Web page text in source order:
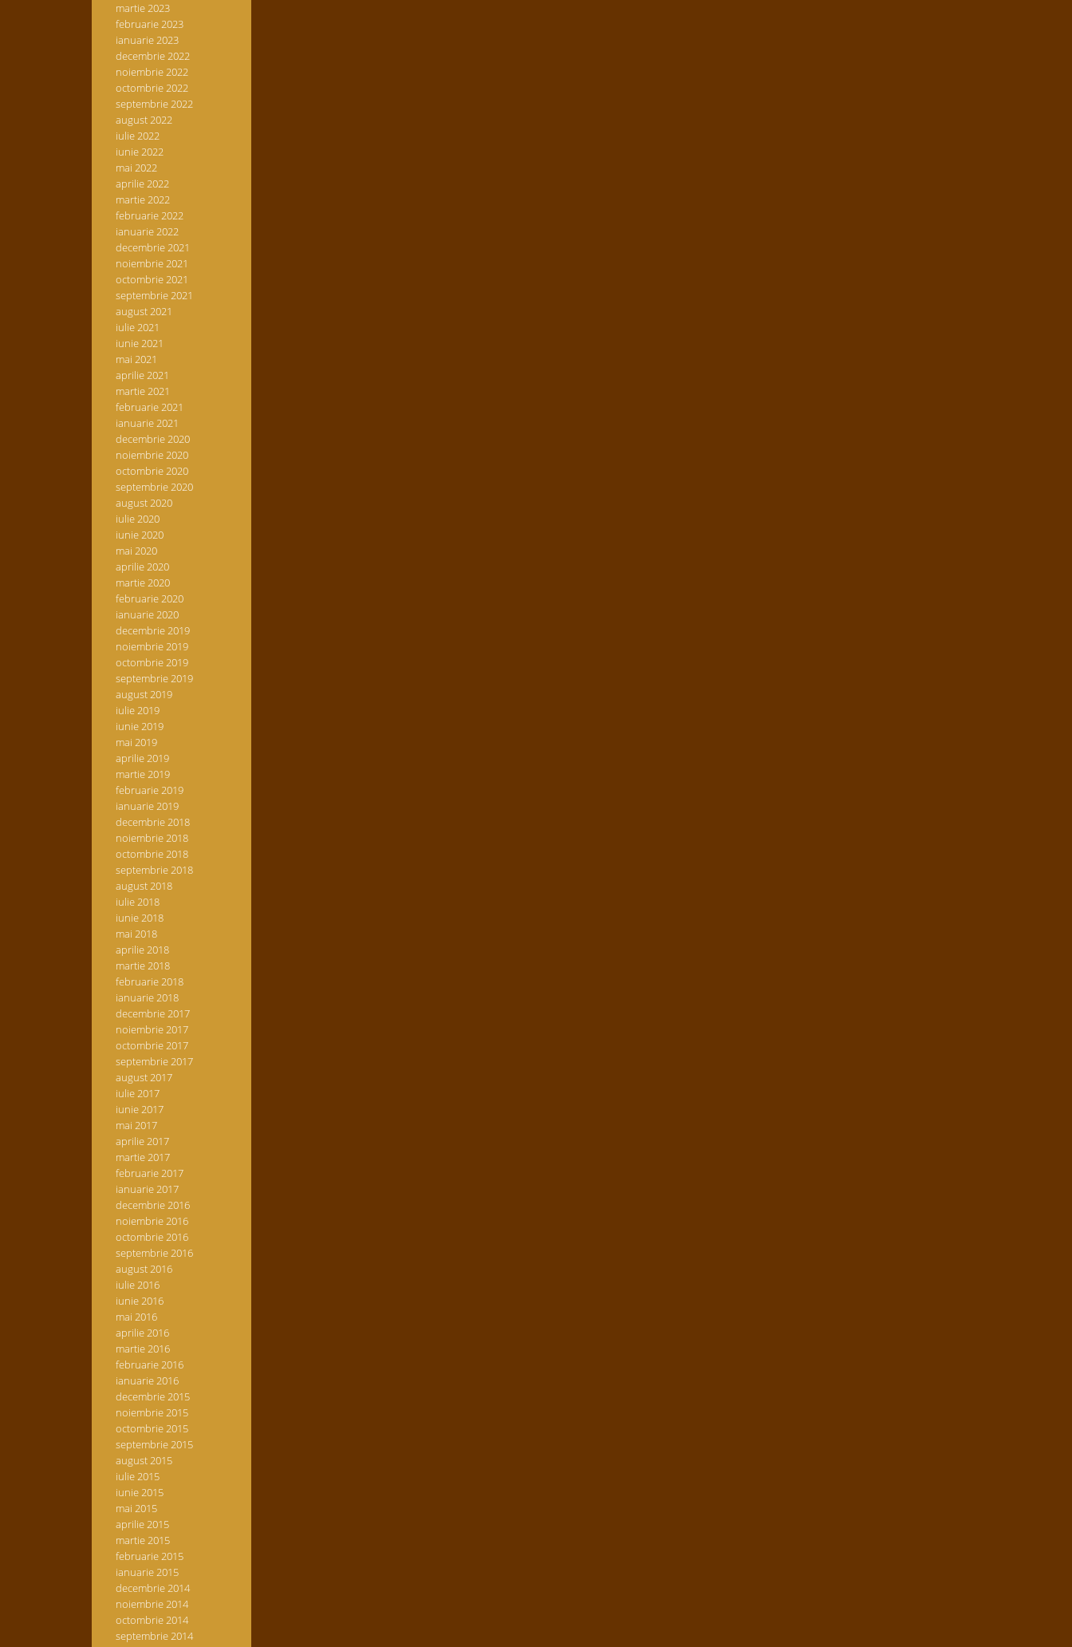
martie 2023
februarie 2023
ianuarie 2023
decembrie 2022
noiembrie 2022
octombrie 2022
septembrie 2022
august 2022
iulie 2022
iunie 2022
mai 2022
aprilie 2022
martie 2022
februarie 2022
ianuarie 2022
decembrie 2021
noiembrie 2021
octombrie 2021
septembrie 2021
august 2021
iulie 2021
iunie 2021
mai 2021
aprilie 2021
martie 2021
februarie 2021
ianuarie 2021
decembrie 2020
noiembrie 2020
octombrie 2020
septembrie 2020
august 2020
iulie 2020
iunie 2020
mai 2020
aprilie 2020
martie 2020
februarie 2020
ianuarie 2020
decembrie 2019
noiembrie 2019
octombrie 2019
septembrie 2019
august 2019
iulie 2019
iunie 2019
mai 2019
aprilie 2019
martie 2019
februarie 2019
ianuarie 2019
decembrie 2018
noiembrie 2018
octombrie 2018
septembrie 2018
august 2018
iulie 2018
iunie 2018
mai 2018
aprilie 2018
martie 2018
februarie 2018
ianuarie 2018
decembrie 2017
noiembrie 2017
octombrie 2017
septembrie 2017
august 2017
iulie 2017
iunie 2017
mai 2017
aprilie 2017
martie 2017
februarie 2017
ianuarie 2017
decembrie 2016
noiembrie 2016
octombrie 2016
septembrie 2016
august 2016
iulie 2016
iunie 2016
mai 2016
aprilie 2016
martie 2016
februarie 2016
ianuarie 2016
decembrie 2015
noiembrie 2015
octombrie 2015
septembrie 2015
august 2015
iulie 2015
iunie 2015
mai 2015
aprilie 2015
martie 2015
februarie 2015
ianuarie 2015
decembrie 2014
noiembrie 2014
octombrie 2014
septembrie 2014